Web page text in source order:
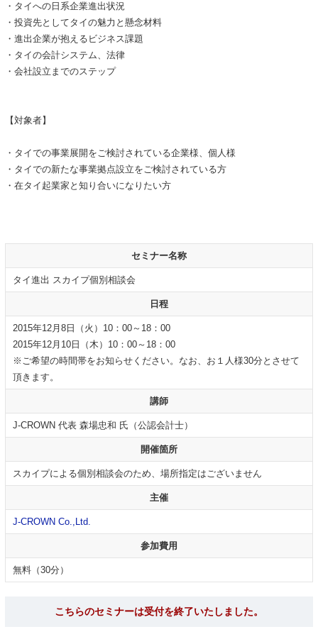
・タイへの日系企業進出状況
・投資先としてタイの魅力と懸念材料
・進出企業が抱えるビジネス課題
・タイの会計システム、法律
・会社設立までのステップ
【対象者】
・タイでの事業展開をご検討されている企業様、個人様
・タイでの新たな事業拠点設立をご検討されている方
・在タイ起業家と知り合いになりたい方
セミナー名称
タイ進出 スカイプ個別相談会
日程
2015年12月8日（火）10：00～18：00
2015年12月10日（木）10：00～18：00
※ご希望の時間帯をお知らせください。なお、お１人様30分とさせて
頂きます。
講師
J-CROWN 代表 森場忠和 氏（公認会計士）
開催箇所
スカイプによる個別相談会のため、場所指定はございません
主催
J-CROWN Co.,Ltd.
参加費用
無料（30分）
こちらのセミナーは受付を終了いたしました。